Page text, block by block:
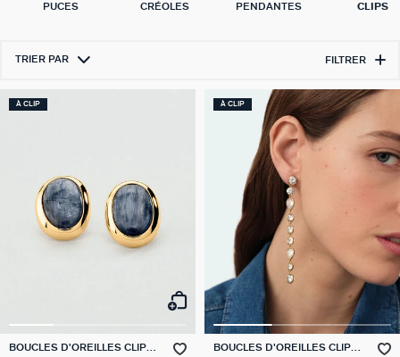
PUCES CRÉOLES PENDANTES CLIPS
TRIER PAR FILTRER
À CLIP
BOUCLES D'OREILLES CLIPS
À CLIP
BOUCLES D'OREILLES CLIPS